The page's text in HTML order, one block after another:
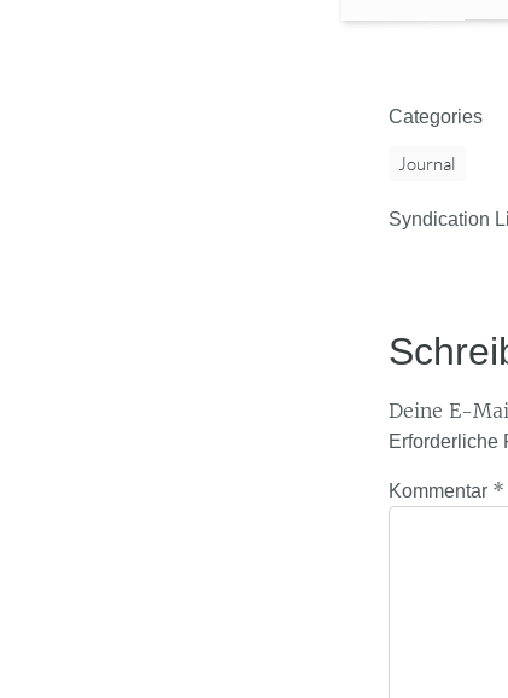
Categories
Journal
Syndication
Deine E-
Erforderliche
Kommentar *